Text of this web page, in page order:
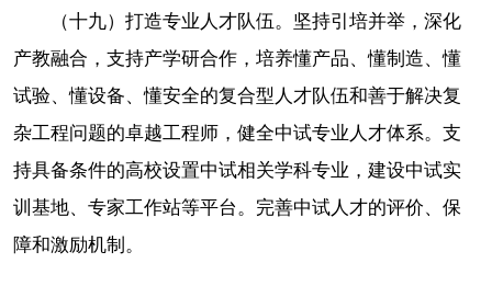
（十九）打造专业人才队伍。坚持引培并举，深化
产教融合，支持产学研合作，培养懂产品、懂制造、懂
试验、懂设备、懂安全的复合型人才队伍和善于解决复
杂工程问题的卓越工程师，健全中试专业人才体系。支
持具备条件的高校设置中试相关学科专业，建设中试实
训基地、专家工作站等平台。完善中试人才的评价、保
障和激励机制。